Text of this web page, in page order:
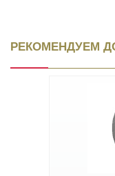
РЕКОМЕНДУЕМ